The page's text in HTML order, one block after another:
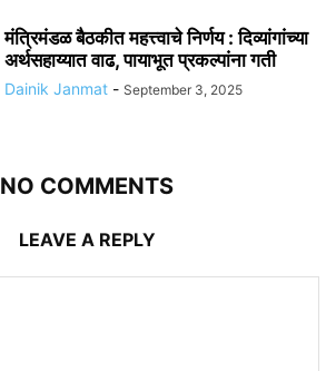
मंत्रिमंडळ बैठकीत महत्त्वाचे निर्णय : दिव्यांगांच्या
अर्थसहाय्यात वाढ, पायाभूत प्रकल्पांना गती
Dainik Janmat - September 3, 2025
NO COMMENTS
LEAVE A REPLY